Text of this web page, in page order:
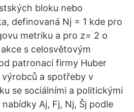
bloku nebo
definovaná Nj = 1 kde pro
metriku a pro z= 2 o
s celosvětovým
patronací firmy Huber
a spotřeby v
se sociálními a politickými
Aj, Fj, Nj, Šj podle